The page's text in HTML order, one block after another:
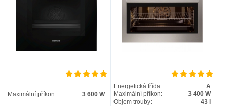
Maximální příkon: 3 600 W
Energetická třída:
A
Maximální příkon:
3 400 W
Objem trouby:
43 l